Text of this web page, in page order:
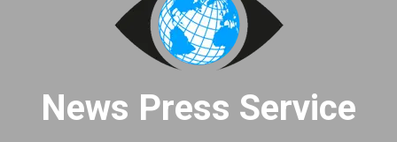
News Press Service